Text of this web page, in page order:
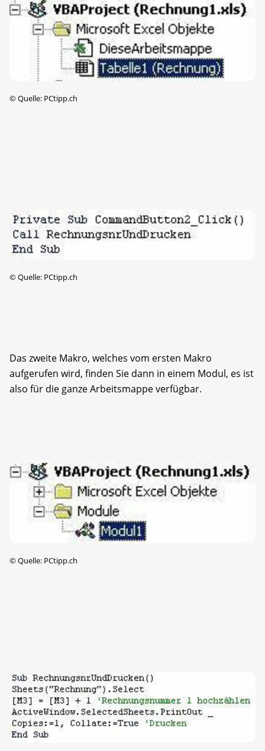
©Quelle: PCtipp.ch
©Quelle: PCtipp.ch
Das zweite Makro, welches vom ersten Makro
aufgerufen wird, finden Sie dann in einem Modul, es ist
also für die ganze Arbeitsmappe verfügbar.
©Quelle: PCtipp.ch